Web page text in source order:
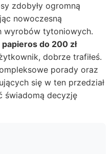
zdobyły ogromną
nowoczesną
wyrobów tytoniowych.
papieros do 200 zł
dobrze trafiłeś.
porady oraz
się w ten przedział
świadomą decyzję